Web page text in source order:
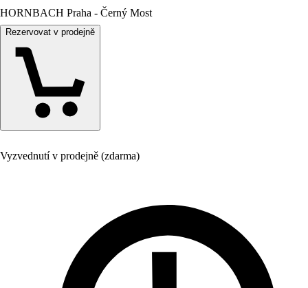
HORNBACH Praha - Černý Most
Rezervovat v prodejně
Vyzvednutí v prodejně (zdarma)